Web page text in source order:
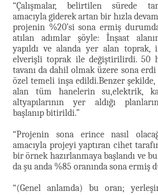
“Çalışmalar, belirtilen sürede
amacıyla giderek artan bir hızla
projenin %20’si sona ermiş
atılan adımlar şöyle: İnşaat
yapıldı ve alanda yer alan toprak,
elverişli toprak ile değiştirilirdi. 50
tavanı da dahil olmak üzere sona
özel temeli inşa edildi.Benzer
alan tüm hanelerin su,elektrik,
altyapılarının yer aldığı
başlanıp bitirildi.”
“Projenin sona erince nasıl
amacıyla projeyi yaptıran cihet
bir örnek hazırlanmaya başlandı ve
da şu anda %85 oranında sona ermiş
“(Genel anlamda) bu oran;